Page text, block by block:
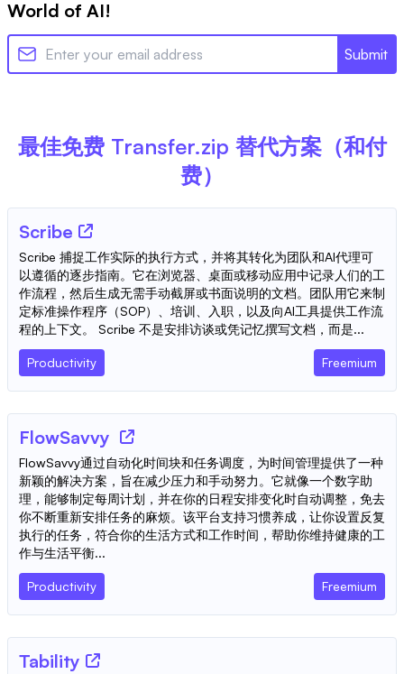
World of AI!
Submit
最佳免费 Transfer.zip 替代方案（和付
费）
Scribe
Scribe 捕捉工作实际的执行方式，并将其转化为团队和AI代理可
以遵循的逐步指南。它在浏览器、桌面或移动应用中记录人们的工
作流程，然后生成无需手动截屏或书面说明的文档。团队用它来制
定标准操作程序（SOP）、培训、入职，以及向AI工具提供工作流
程的上下文。 Scribe 不是安排访谈或凭记忆撰写文档，而是...
Productivity Freemium
FlowSavvy
FlowSavvy通过自动化时间块和任务调度，为时间管理提供了一种
新颖的解决方案，旨在减少压力和手动努力。它就像一个数字助
理，能够制定每周计划，并在你的日程安排变化时自动调整，免去
你不断重新安排任务的麻烦。该平台支持习惯养成，让你设置反复
执行的任务，符合你的生活方式和工作时间，帮助你维持健康的工
作与生活平衡...
Productivity Freemium
Tability